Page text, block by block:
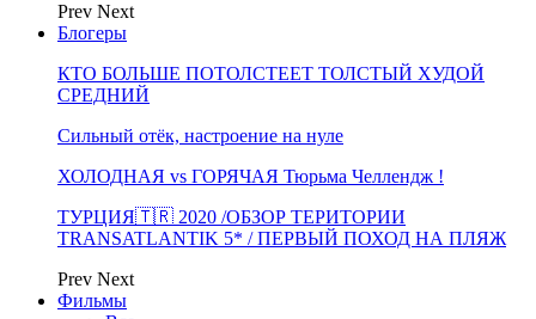
Prev Next
Блогеры
КТО БОЛЬШЕ ПОТОЛСТЕЕТ ТОЛСТЫЙ ХУДОЙ
СРЕДНИЙ
Сильный отёк, настроение на нуле
ХОЛОДНАЯ vs ГОРЯЧАЯ Тюрьма Челлендж !
ТУРЦИЯ🇹🇷 2020 /ОБЗОР ТЕРИТОРИИ
TRANSATLANTIK 5* / ПЕРВЫЙ ПОХОД НА ПЛЯЖ
Prev Next
Фильмы